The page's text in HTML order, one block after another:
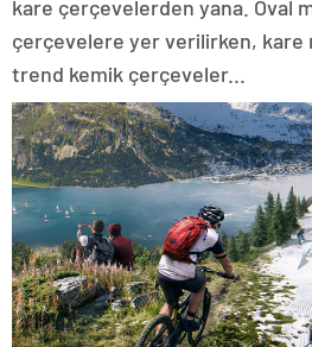
kare çerçevelerden yana. Oval
çerçevelere yer verilirken, kare
trend kemik çerçeveler...